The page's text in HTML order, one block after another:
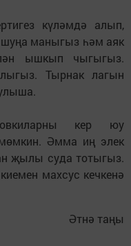
күләмдә алып,
маныгыз һәм аяк
ышкып чыгыгыз.
Тырнак лагын
кер юу
Әмма иң элек
җылы суда тотыгыз.
махсус кечкенә
Әтнә таңы